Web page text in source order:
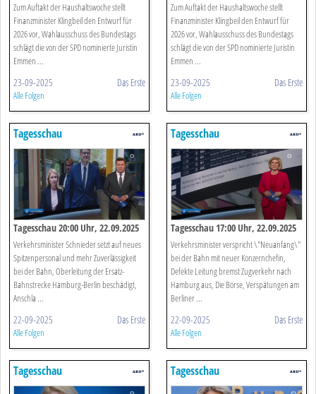
Zum Auftakt der Haushaltswoche stellt
Finanzminister Klingbeil den Entwurf für
2026 vor, Wahlausschuss des Bundestags
schlägt die von der SPD nominierte Juristin
Emmen ...
23-09-2025 Das Erste
Alle Folgen
Zum Auftakt der Haushaltswoche stellt
Finanzminister Klingbeil den Entwurf für
2026 vor, Wahlausschuss des Bundestags
schlägt die von der SPD nominierte Juristin
Emmen ...
23-09-2025 Das Erste
Alle Folgen
Tagesschau
Tagesschau 20:00 Uhr, 22.09.2025
Verkehrsminister Schnieder setzt auf neues
Spitzenpersonal und mehr Zuverlässigkeit
bei der Bahn, Oberleitung der Ersatz-
Bahnstrecke Hamburg-Berlin beschädigt,
Anschla ...
22-09-2025 Das Erste
Alle Folgen
Tagesschau
Tagesschau 17:00 Uhr, 22.09.2025
Verkehrsminister verspricht \"Neuanfang\"
bei der Bahn mit neuer Konzernchefin,
Defekte Leitung bremst Zugverkehr nach
Hamburg aus, Die Börse, Verspätungen am
Berliner ...
22-09-2025 Das Erste
Alle Folgen
Tagesschau Tagesschau